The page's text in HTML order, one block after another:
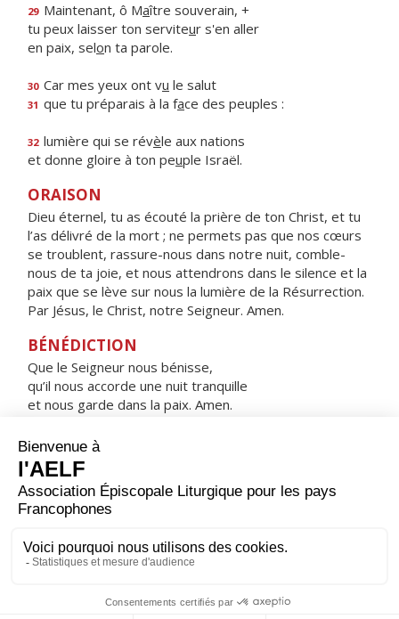
29 Maintenant, ô Maître souverain, +
tu peux laisser ton serviteur s'en aller
en paix, selon ta parole.
30 Car mes yeux ont vu le salut
31 que tu préparais à la face des peuples :
32 lumière qui se révèle aux nations
et donne gloire à ton peuple Israël.
ORAISON
Dieu éternel, tu as écouté la prière de ton Christ, et tu
l’as délivré de la mort ; ne permets pas que nos cœurs
se troublent, rassure-nous dans notre nuit, comble-
nous de ta joie, et nous attendrons dans le silence et la
paix que se lève sur nous la lumière de la Résurrection.
Par Jésus, le Christ, notre Seigneur. Amen.
BÉNÉDICTION
Que le Seigneur nous bénisse,
qu’il nous accorde une nuit tranquille
et nous garde dans la paix. Amen.
HYMNE : SOUS L'ABRI DE TA MISÉRICORDE
Sous l'abri de ta miséricorde,
nous nous réfugions, Sainte Mère de Dieu.
Ne méprise pas nos prières
quand nous sommes dans l'épreuve,
délivre-nous toujours,